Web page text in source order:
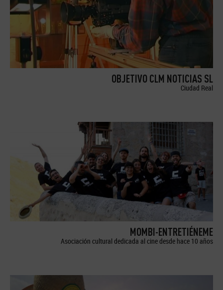
OBJETIVO CLM NOTICIAS SL
Ciudad Real
MOMBI-ENTRETIÉNEME
Asociación cultural dedicada al cine desde hace 10 años